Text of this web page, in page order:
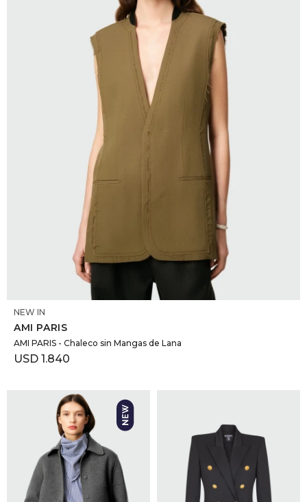
SELECCIONAR TALLE
NEW IN
AMI PARIS
AMI PARIS - Chaleco sin Mangas de Lana
USD 1.840